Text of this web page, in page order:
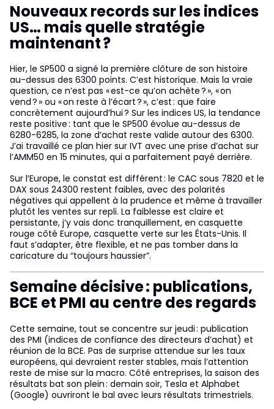
Nouveaux records sur les indices
US… mais quelle stratégie
maintenant ?
Hier, le SP500 a signé la première clôture de son histoire
au-dessus des 6300 points. C’est historique. Mais la vraie
question, ce n’est pas « est-ce qu’on achète ? », « on
vend ? » ou « on reste à l’écart ? », c’est : que faire
concrètement aujourd’hui ? Sur les indices US, la tendance
reste positive : tant que le SP500 évolue au-dessus de
6280-6285, la zone d’achat reste valide autour des 6300.
J’ai travaillé ce plan hier sur IVT avec une prise d’achat sur
l’AMM50 en 15 minutes, qui a parfaitement payé derrière.
Sur l’Europe, le constat est différent : le CAC sous 7820 et le
DAX sous 24300 restent faibles, avec des polarités
négatives qui appellent à la prudence et même à travailler
plutôt les ventes sur repli. La faiblesse est claire et
persistante, j’y vais donc tranquillement, en casquette
rouge côté Europe, casquette verte sur les États-Unis. Il
faut s’adapter, être flexible, et ne pas tomber dans la
caricature du “toujours haussier”.
Semaine décisive : publications,
BCE et PMI au centre des regards
Cette semaine, tout se concentre sur jeudi : publication
des PMI (indices de confiance des directeurs d’achat) et
réunion de la BCE. Pas de surprise attendue sur les taux
européens, qui devraient rester stables, mais l’attention
reste de mise sur la macro. Côté entreprises, la saison des
résultats bat son plein : demain soir, Tesla et Alphabet
(Google) ouvriront le bal avec leurs résultats trimestriels.